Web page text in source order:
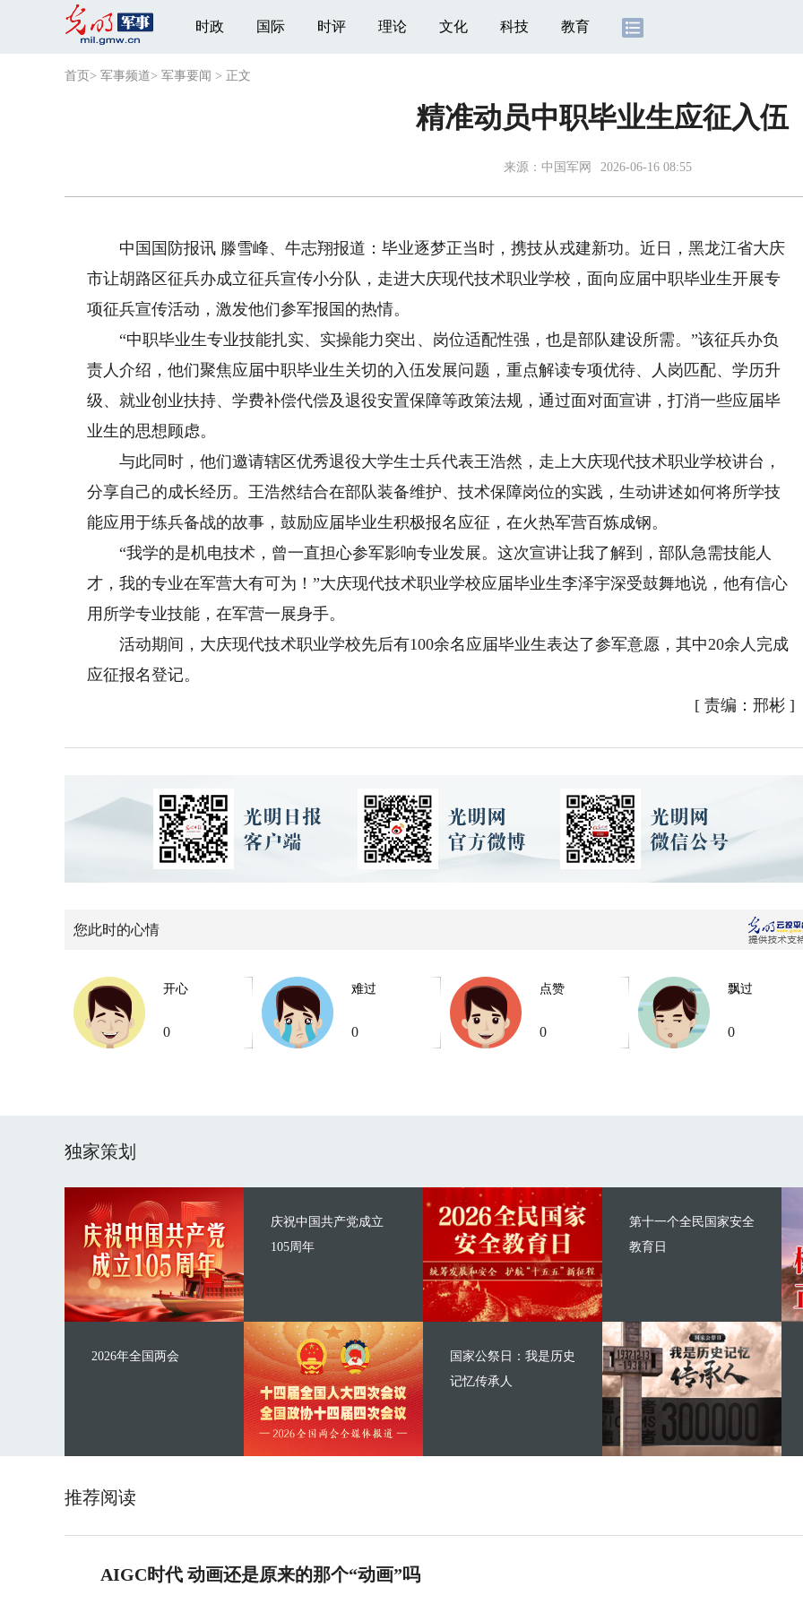
时政 国际 时评 理论 文化 科技 教育
首页 > 军事频道> 军事要闻 > 正文
精准动员中职毕业生应征入伍
来源： 中国军网 2026-06-16 08:55
中国国防报讯 滕雪峰、牛志翔报道：毕业逐梦正当时，携技从戎建新功。近日，黑龙江省大庆
市让胡路区征兵办成立征兵宣传小分队，走进大庆现代技术职业学校，面向应届中职毕业生开展专
项征兵宣传活动，激发他们参军报国的热情。
“中职毕业生专业技能扎实、实操能力突出、岗位适配性强，也是部队建设所需。”该征兵办负
责人介绍，他们聚焦应届中职毕业生关切的入伍发展问题，重点解读专项优待、人岗匹配、学历升
级、就业创业扶持、学费补偿代偿及退役安置保障等政策法规，通过面对面宣讲，打消一些应届毕
业生的思想顾虑。
与此同时，他们邀请辖区优秀退役大学生士兵代表王浩然，走上大庆现代技术职业学校讲台，
分享自己的成长经历。王浩然结合在部队装备维护、技术保障岗位的实践，生动讲述如何将所学技
能应用于练兵备战的故事，鼓励应届毕业生积极报名应征，在火热军营百炼成钢。
“我学的是机电技术，曾一直担心参军影响专业发展。这次宣讲让我了解到，部队急需技能人
才，我的专业在军营大有可为！”大庆现代技术职业学校应届毕业生李泽宇深受鼓舞地说，他有信心
用所学专业技能，在军营一展身手。
活动期间，大庆现代技术职业学校先后有100余名应届毕业生表达了参军意愿，其中20余人完成
应征报名登记。
[ 责编：邢彬 ]
您此时的心情
开心
0
难过
0
点赞
0
飘过
0
独家策划
庆祝中国共产党成立
105周年
2026年全国两会
第十一个全民国家安全
教育日
国家公祭日：我是历史
记忆传承人
推荐阅读
AIGC时代 动画还是原来的那个“动画”吗